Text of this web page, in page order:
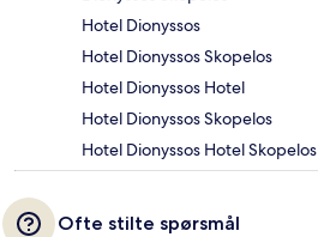
Hotel Dionyssos
Hotel Dionyssos Skopelos
Hotel Dionyssos Hotel
Hotel Dionyssos Skopelos
Hotel Dionyssos Hotel Skopelos
Ofte stilte spørsmål